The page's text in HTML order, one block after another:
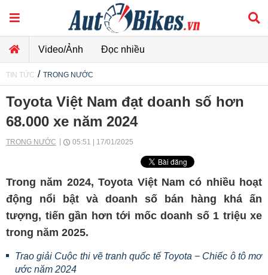
Video/Ảnh Đọc nhiều
TIN TỨC / TRONG NƯỚC
Toyota Việt Nam đạt doanh số hơn
68.000 xe năm 2024
TRONG NƯỚC 05:51 | 17/01/2025
Trong năm 2024, Toyota Việt Nam có nhiều hoạt
động nổi bật và doanh số bán hàng khá ấn
tượng, tiến gần hơn tới mốc doanh số 1 triệu xe
trong năm 2025.
Trao giải Cuộc thi vẽ tranh quốc tế Toyota − Chiếc ô tô mơ
ước năm 2024